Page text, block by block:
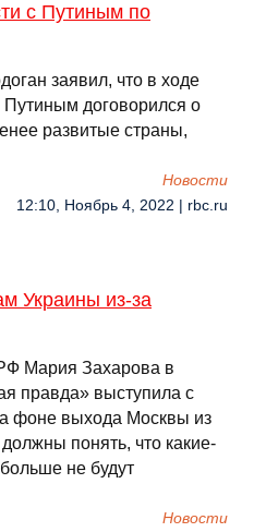
с Путиным по
заявил, что в ходе
договорился о
развитые страны,
Новости
12:10, Ноябрь 4, 2022 | rbc.ru
Украины из-за
Мария Захарова в
правда» выступила с
фоне выхода Москвы из
понять, что какие-
не будут
Новости